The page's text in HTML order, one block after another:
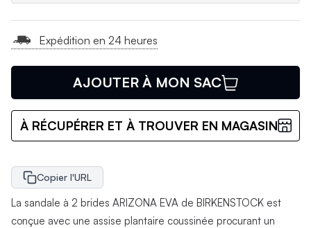
Expédition en 24 heures
AJOUTER À MON SAC
À RÉCUPÉRER ET À TROUVER EN MAGASIN
Copier l'URL
La sandale à 2 brides ARIZONA EVA de BIRKENSTOCK est
conçue avec une assise plantaire coussinée procurant un